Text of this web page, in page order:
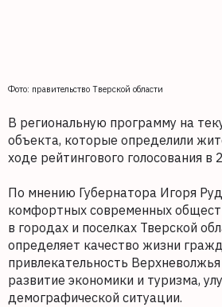
Фото: правительство Тверской области
В региональную программу на
объекта, которые определили
ходе рейтингового голосования в
По мнению Губернатора Игоря
комфортных современных
в городах и поселках Тверской
определяет качество жизни
привлекательность
развитие экономики и туризма,
демографической ситуации.